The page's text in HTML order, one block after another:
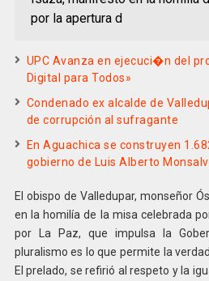
por la apertura d
UPC Avanza en ejecuci�n del
Digital para Todos»
Condenado ex alcalde de
de corrupción al sufragante
En Aguachica se construyen
gobierno de Luis Alberto
El obispo de Valledupar, monseñor
en la homilía de la misa celebrada
por La Paz, que impulsa la
pluralismo es lo que permite la
El prelado, se refirió al respeto y la